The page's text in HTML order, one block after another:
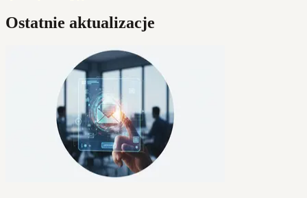
Ostatnie aktualizacje